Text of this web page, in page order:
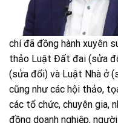
chí đã đồng hành xuyên
thảo Luật Đất đai (sửa
(sửa đổi) và Luật Nhà ở
cũng như các hội thảo,
các tổ chức, chuyên gia,
đồng doanh nghiệp,